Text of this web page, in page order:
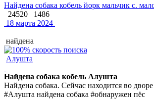
Найдена собака кобель йорк мальчик с.
24520
1486
18 марта 2024
найдена
Алушта
Найдена собака кобель Алушта
Найдена собака. Сейчас находится во
#Алушта найдена собака #обнаружен пёс